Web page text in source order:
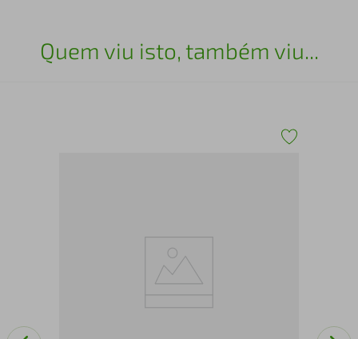
Quem viu isto, também viu...